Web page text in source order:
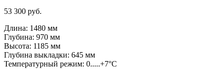
53 300 руб.
Длина: 1480 мм
Глубина: 970 мм
Высота: 1185 мм
Глубина выкладки: 645 мм
Температурный режим: 0.....+7°C